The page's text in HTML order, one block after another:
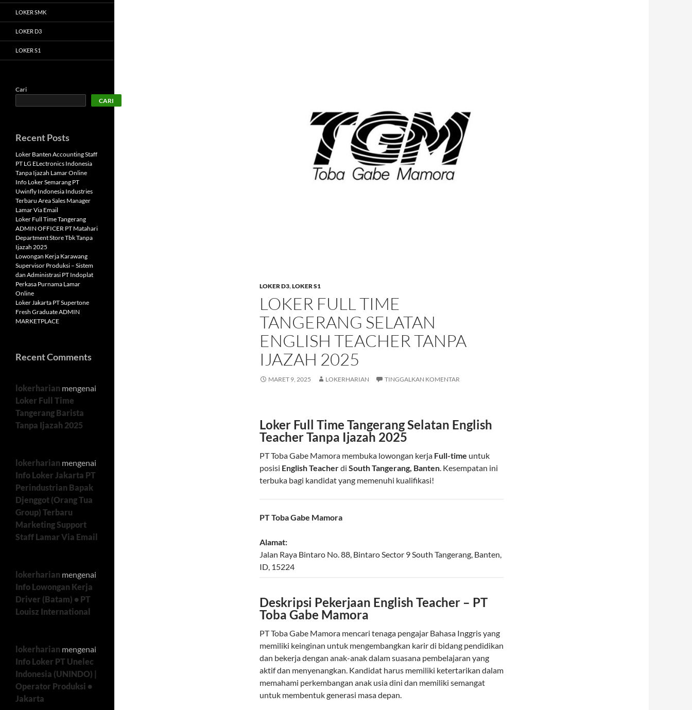
LOKER D3,LOKER S1
LOKER FULL TIME
TANGERANG SELATAN
ENGLISH TEACHER TANPA
IJAZAH 2025
MARET 9, 2025 LOKERHARIAN TINGGALKAN KOMENTAR
Loker Full Time Tangerang Selatan English
Teacher Tanpa Ijazah 2025
PT Toba Gabe Mamora membuka lowongan kerja Full-time untuk
posisi English Teacherdi South Tangerang, Banten. Kesempatan ini
terbuka bagi kandidat yang memenuhi kualifikasi!
PT Toba Gabe Mamora
Alamat:
Jalan Raya Bintaro No. 88, Bintaro Sector 9South Tangerang, Banten,
ID, 15224
Deskripsi Pekerjaan English Teacher – PT
Toba Gabe Mamora
PT Toba Gabe Mamora mencari tenaga pengajar Bahasa Inggris yang
memiliki keinginan untuk mengembangkan karir di bidang pendidikan
dan bekerja dengan anak-anak dalam suasana pembelajaran yang
aktif dan menyenangkan. Kandidat harus memiliki ketertarikan dalam
memahami perkembangan anak usia dini dan memiliki semangat
untuk membentuk generasi masa depan.
LOKER SMK
LOKER D3
LOKER S1
Cari
CARI
Recent Posts
Loker Banten Accounting Staff
PT LG ELectronics Indonesia
Tanpa Ijazah Lamar Online
Info Loker Semarang PT
Uwinfly Indonesia Industries
Terbaru Area Sales Manager
Lamar Via Email
Loker Full Time Tangerang
ADMIN OFFICER PT Matahari
Department Store Tbk Tanpa
Ijazah 2025
Lowongan Kerja Karawang
Supervisor Produksi – Sistem
dan Administrasi PT Indoplat
Perkasa Purnama Lamar
Online
Loker Jakarta PT Supertone
Fresh Graduate ADMIN
MARKETPLACE
Recent Comments
lokerharian mengenai
Loker Full Time
Tangerang Barista
Tanpa Ijazah 2025
lokerharian mengenai
Info Loker Jakarta PT
Perindustrian Bapak
Djenggot (Orang Tua
Group) Terbaru
Marketing Support
Staff Lamar Via Email
lokerharian mengenai
Info Lowongan Kerja
Driver (Batam) • PT
Louisz International
lokerharian mengenai
Info Loker PT Unelec
Indonesia (UNINDO) |
Operator Produksi •
Jakarta